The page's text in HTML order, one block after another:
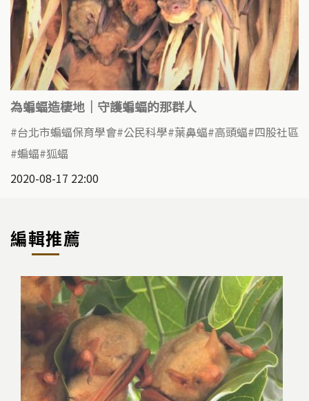
為蝙蝠造棲地｜守護蝙蝠的那群人
台北市蝙蝠保育學會 公民科學 葉鼻蝠 高頭蝠 四股社區
蝙蝠 狐蝠
2020-08-17 22:00
編輯推薦